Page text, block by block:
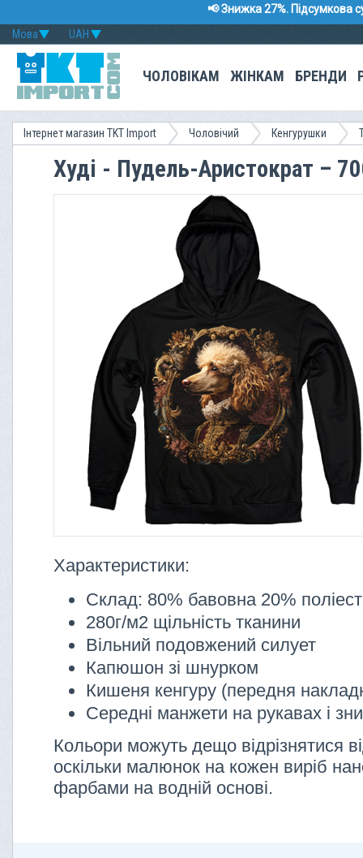
📢 Знижка 27%. Підсумкова
UAH
Мова
ЧОЛОВІКАМ ЖІНКАМ БРЕНДИ
Інтернет магазин TKT Import Чоловічий Кенгурушки
Худі - Пудель-Аристократ –
Характеристики:
Склад: 80% бавовна 20%
280г/м2 щільність тканини
Вільний подовжений силует
Капюшон зі шнурком
Кишеня кенгуру (передня
Середні манжети на рукавах і
Кольори можуть дещо відрізнятися
оскільки малюнок на кожен виріб
фарбами на водній основі.